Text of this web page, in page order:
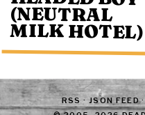
MILK HOTEL)
RSS·JSON FEED·